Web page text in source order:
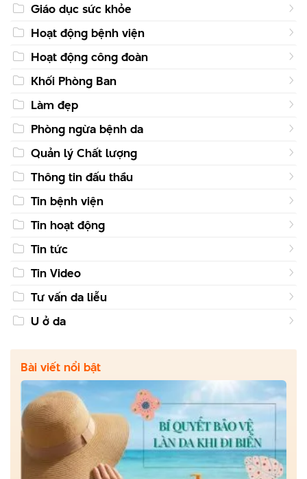
Giáo dục sức khỏe
Hoạt động bệnh viện
Hoạt động công đoàn
Khối Phòng Ban
Làm đẹp
Phòng ngừa bệnh da
Quản lý Chất lượng
Thông tin đấu thầu
Tin bệnh viện
Tin hoạt động
Tin tức
Tin Video
Tư vấn da liễu
U ở da
Bài viết nổi bật